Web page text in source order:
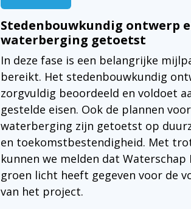
Stedenbouwkundig ontwerp
waterberging getoetst
In deze fase is een belangrijke
bereikt. Het stedenbouwkundig
zorgvuldig beoordeeld en voldoet
gestelde eisen. Ook de plannen voor
waterberging zijn getoetst op
en toekomstbestendigheid. Met
kunnen we melden dat Waterschap
groen licht heeft gegeven voor de
van het project.